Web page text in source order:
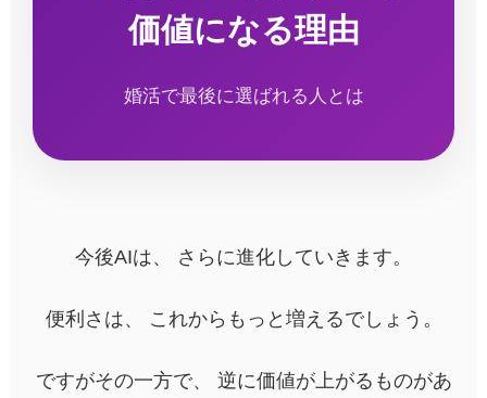
価値になる理由
婚活で最後に選ばれる人とは
今後AIは、 さらに進化していきます。
便利さは、 これからもっと増えるでしょう。
ですがその一方で、 逆に価値が上がるものがあ